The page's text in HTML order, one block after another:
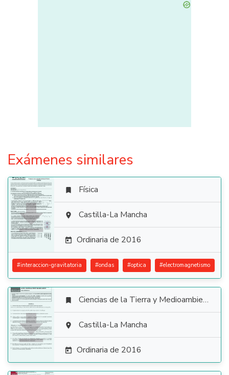
Exámenes similares

 Física
 Castilla-La Mancha
 Ordinaria de 2016
#interaccion-gravitatoria #ondas #optica #electromagnetismo

 Ciencias de la Tierra y Medioambientales
 Castilla-La Mancha
 Ordinaria de 2016